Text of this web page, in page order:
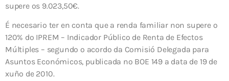
supere os 9.023,50€.
É necesario ter en conta que a renda familiar non supere o
120% do IPREM – Indicador Público de Renta de Efectos
Múltiples – segundo o acordo da Comisió Delegada para
Asuntos Económicos, publicada no BOE 149 a data de 19 de
xuño de 2010.